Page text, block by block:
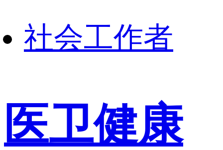
社会工作者
医卫健康